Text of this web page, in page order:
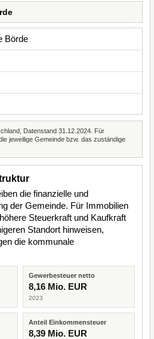
Börde
Datenstand 31.12.2024. Für
jeweilige Gemeinde bzw. das zuständige
die finanzielle und
der Gemeinde. Für Immobilien
Steuerkraft und Kaufkraft
Standort hinweisen,
die kommunale
Gewerbesteuer netto
8,16 Mio. EUR
2023
Anteil Einkommensteuer
8,39 Mio. EUR